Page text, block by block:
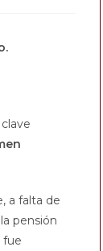
a falta de
pensión
fue